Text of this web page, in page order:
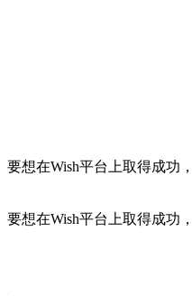
想在Wish平台上取得成功
想在Wish平台上取得成功